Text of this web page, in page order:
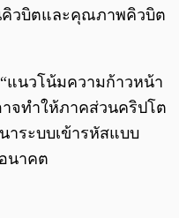
คิวบิตและคุณภาพคิวบิต
แนวโน้มความก้าวหน้า
าจทำให้ภาคส่วนคริปโต
าระบบเข้ารหัสแบบ
อนาคต